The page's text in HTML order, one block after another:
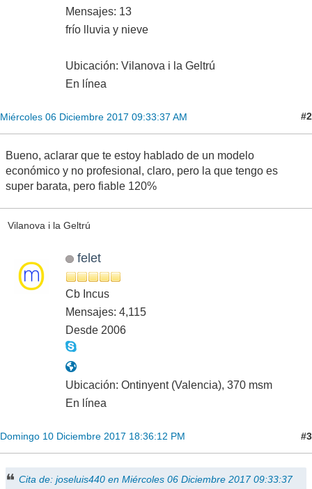
Mensajes: 13
frío lluvia y nieve
Ubicación: Vilanova i la Geltrú
En línea
Miércoles 06 Diciembre 2017 09:33:37 AM #2
Bueno, aclarar que te estoy hablado de un modelo
económico y no profesional, claro, pero la que tengo es
super barata, pero fiable 120%
Vilanova i la Geltrú
felet
Cb Incus
Mensajes: 4,115
Desde 2006
Ubicación: Ontinyent (Valencia), 370 msm
En línea
Domingo 10 Diciembre 2017 18:36:12 PM #3
Cita de: joseluis440 en Miércoles 06 Diciembre 2017 09:33:37